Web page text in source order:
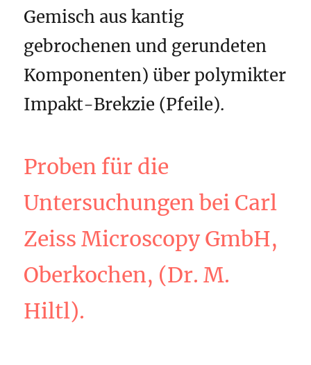
Gemisch aus kantig
gebrochenen und gerundeten
Komponenten) über polymikter
Impakt-Brekzie (Pfeile).
Proben für die
Untersuchungen bei Carl
Zeiss Microscopy GmbH,
Oberkochen, (Dr. M.
Hiltl).